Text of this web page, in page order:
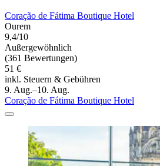
Coração de Fátima Boutique Hotel
Ourem
9,4/10
Außergewöhnlich
(361 Bewertungen)
51 €
inkl. Steuern & Gebühren
9. Aug.–10. Aug.
Coração de Fátima Boutique Hotel